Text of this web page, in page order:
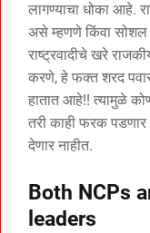
लागण्याचा धोका आहे.
असे म्हणणे किंवा सोशल
राष्ट्रवादीचे खरे
करणे, हे फक्त शरद
हातात आहे!! त्यामुळे
तरी काही फरक पडणार
देणार नाहीत.
Both NCPs
leaders